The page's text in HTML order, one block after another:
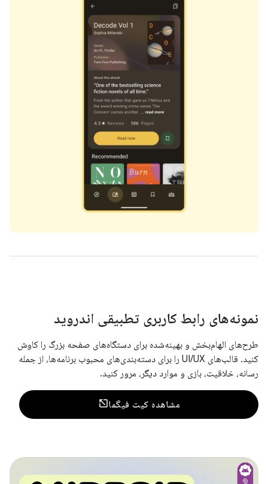
نمونه‌های رابط کاربری تطبیقی ​​اندروید
طرح‌های الهام‌بخش و بهینه‌شده برای دستگاه‌های صفحه بزرگ را کاوش
کنید. قالب‌های UI/UX را برای دسته‌بندی‌های محبوب برنامه‌ها، از جمله
رسانه، خلاقیت، بازی و موارد دیگر، مرور کنید.
مشاهده کیت فیگما